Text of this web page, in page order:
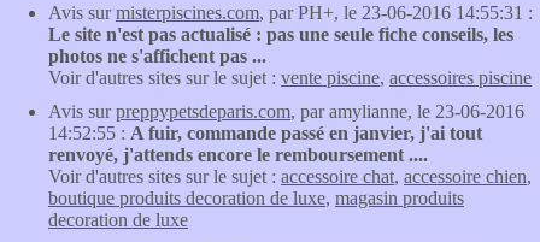
Avis surmisterpiscines.com, par PH+, le 23-06-2016 14:55:31 :
Le site n'est pas actualisé : pas une seule fiche conseils, les
photos ne s'affichent pas ...
Voir d'autres sites sur le sujet : vente piscine, accessoires piscine
Avis surpreppypetsdeparis.com, par amylianne, le 23-06-2016
14:52:55 : A fuir, commande passé en janvier, j'ai tout
renvoyé, j'attends encore le remboursement ....
Voir d'autres sites sur le sujet : accessoire chat, accessoire chien,
boutique produits decoration de luxe, magasin produits
decoration de luxe